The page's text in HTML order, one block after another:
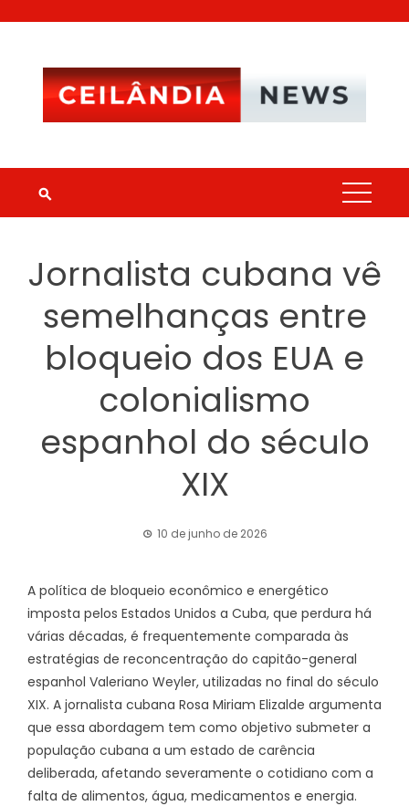
Jornalista cubana vê
semelhanças entre
bloqueio dos EUA e
colonialismo
espanhol do século
XIX
10 de junho de 2026
A política de bloqueio econômico e energético
imposta pelos Estados Unidos a Cuba, que perdura há
várias décadas, é frequentemente comparada às
estratégias de reconcentração do capitão-general
espanhol Valeriano Weyler, utilizadas no final do século
XIX. A jornalista cubana Rosa Miriam Elizalde argumenta
que essa abordagem tem como objetivo submeter a
população cubana a um estado de carência
deliberada, afetando severamente o cotidiano com a
falta de alimentos, água, medicamentos e energia.